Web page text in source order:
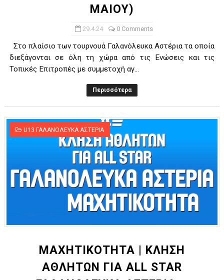
ΜΑΙΟΥ)
29.4.24 0 Comments
Στο πλαίσιο των τουρνουά Γαλανόλευκα Αστέρια τα οποία
διεξάγονται σε όλη τη χώρα από τις Ενώσεις και τις
Τοπικές Επιτροπές με συμμετοχή αγ...
Περισσότερα
U13 ΓΑΛΑΝΟΛΕΥΚΑ ΑΣΤΕΡΙΑ
ΜΑΧΗΤΙΚΟΤΗΤΑ | ΚΛΗΣΗ
ΑΘΛΗΤΩΝ ΓΙΑ ALL STAR